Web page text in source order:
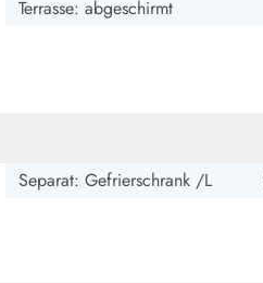
Terrasse: abgeschirmt
Separat: Gefrierschrank /L